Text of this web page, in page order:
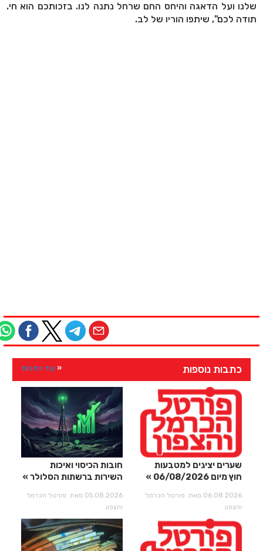
שלנו ועל הדאגה והיחס החם שרחל נתנה לנו. בזכותכם הוא חי.
תודה לכם", שיתפו הוריו של לב.
כתבות נוספות עוד כתבות
שערים יציגים למטבעות
חוץ מיום 06/08/2026
06.08.2026 מאת: פורטל הכרמל
והצפון
חובות הכיסוי ואיכות
השירות ברשתות הסלולר
05.08.2026 מאת: פורטל הכרמל
והצפון